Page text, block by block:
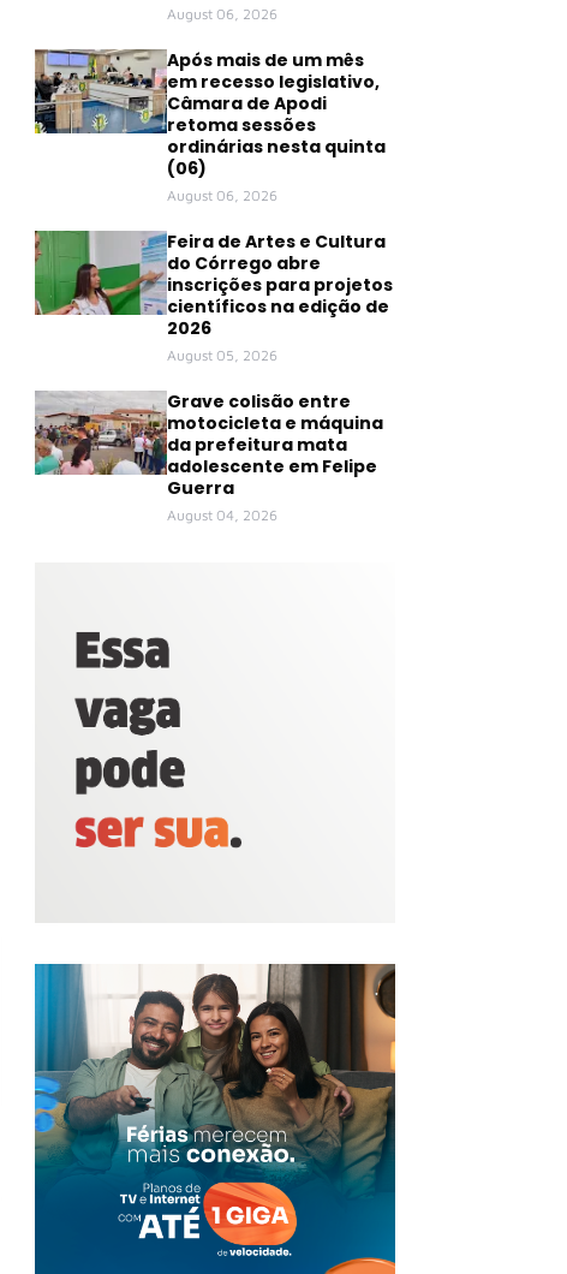
August 06, 2026
Após mais de um mês
em recesso legislativo,
Câmara de Apodi
retoma sessões
ordinárias nesta quinta
(06)
August 06, 2026
Feira de Artes e Cultura
do Córrego abre
inscrições para projetos
científicos na edição de
2026
August 05, 2026
Grave colisão entre
motocicleta e máquina
da prefeitura mata
adolescente em Felipe
Guerra
August 04, 2026